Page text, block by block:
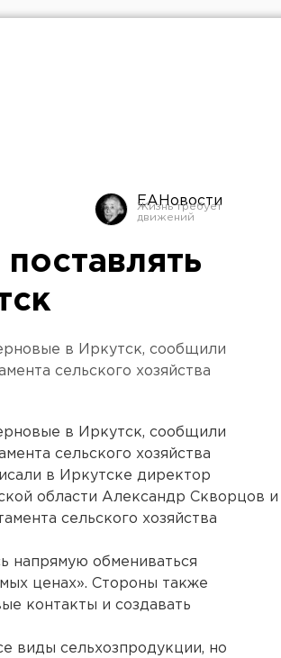
ЕАНовости
в Иркутск, сообщили
сельского хозяйства
в Иркутск, сообщили
сельского хозяйства
в Иркутске директор
области Александр Скворцов и
сельского хозяйства
напрямую обмениваться
ценах». Стороны также
контакты и создавать
виды сельхозпродукции, но